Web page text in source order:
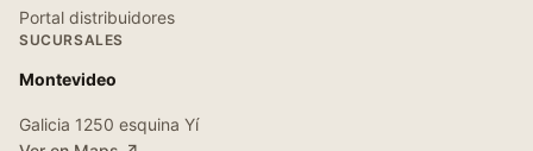
Portal distribuidores
SUCURSALES
Montevideo
Galicia 1250 esquina Yí